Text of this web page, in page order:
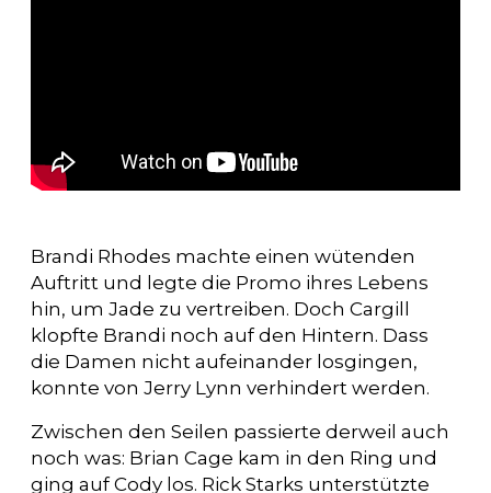
Brandi Rhodes machte einen wütenden
Auftritt und legte die Promo ihres Lebens
hin, um Jade zu vertreiben. Doch Cargill
klopfte Brandi noch auf den Hintern. Dass
die Damen nicht aufeinander losgingen,
konnte von Jerry Lynn verhindert werden.
Zwischen den Seilen passierte derweil auch
noch was: Brian Cage kam in den Ring und
ging auf Cody los. Rick Starks unterstützte